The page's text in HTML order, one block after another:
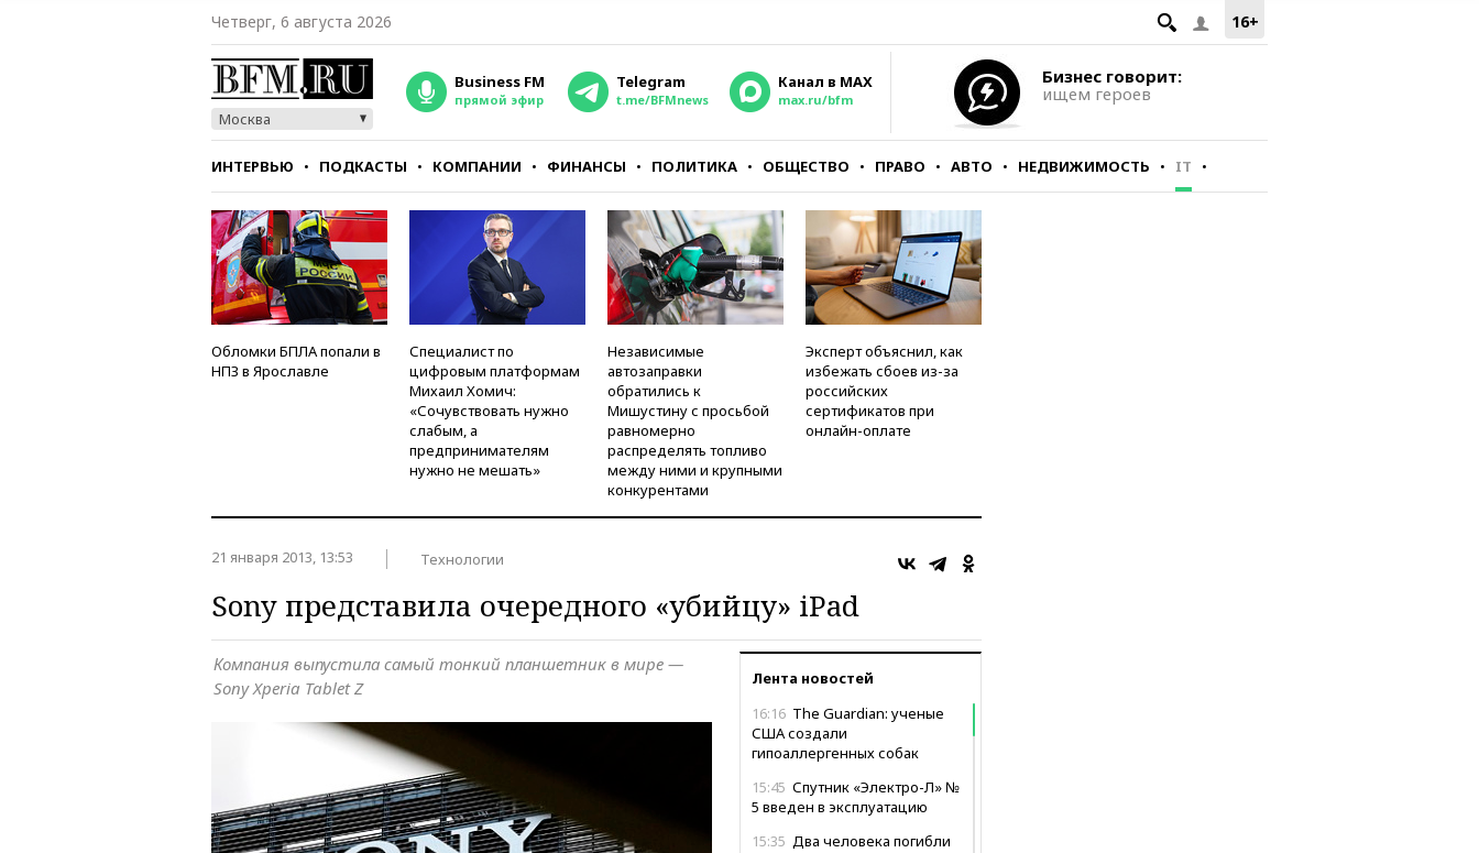
16+
Четверг, 6 августа 2026
Москва
Business FM
прямой эфир
Telegram
t.me/BFMnews
Канал в MAX
max.ru/bfm
Бизнес говорит:
ищем героев
ИНТЕРВЬЮ ПОДКАСТЫ КОМПАНИИ ФИНАНСЫ ПОЛИТИКА ОБЩЕСТВО ПРАВО АВТО НЕДВИЖИМОСТЬ IT
СТИЛЬ ТЕСТЫ
Обломки БПЛА попали в
НПЗ в Ярославле
Специалист по
цифровым платформам
Михаил Хомич:
«Сочувствовать нужно
слабым, а
предпринимателям
нужно не мешать»
Независимые
автозаправки
обратились к
Мишустину с просьбой
равномерно
распределять топливо
между ними и крупными
конкурентами
Эксперт объяснил, как
избежать сбоев из-за
российских
сертификатов при
онлайн-оплате
21 января 2013, 13:53 Технологии
Sony представила очередного «убийцу» iPad
Лента новостей
16:16 The Guardian: ученые
США создали
гипоаллергенных собак
15:45 Спутник «Электро-Л» №
5 введен в эксплуатацию
15:35 Два человека погибли
Компания выпустила самый тонкий планшетник в мире —
Sony Xperia Tablet Z